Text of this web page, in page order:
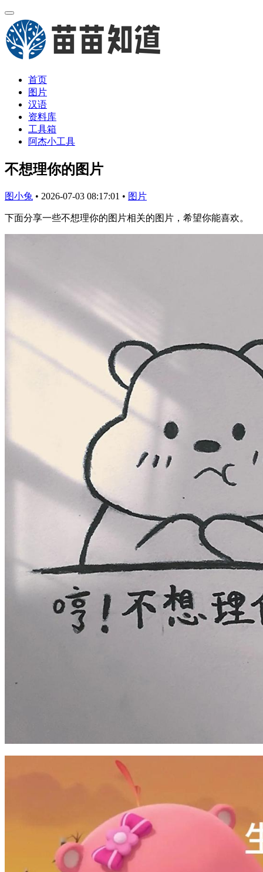
首页
图片
汉语
资料库
工具箱
阿杰小工具
不想理你的图片
图小兔 • 2026-07-03 08:17:01 • 图片
下面分享一些不想理你的图片相关的图片，希望你能喜欢。